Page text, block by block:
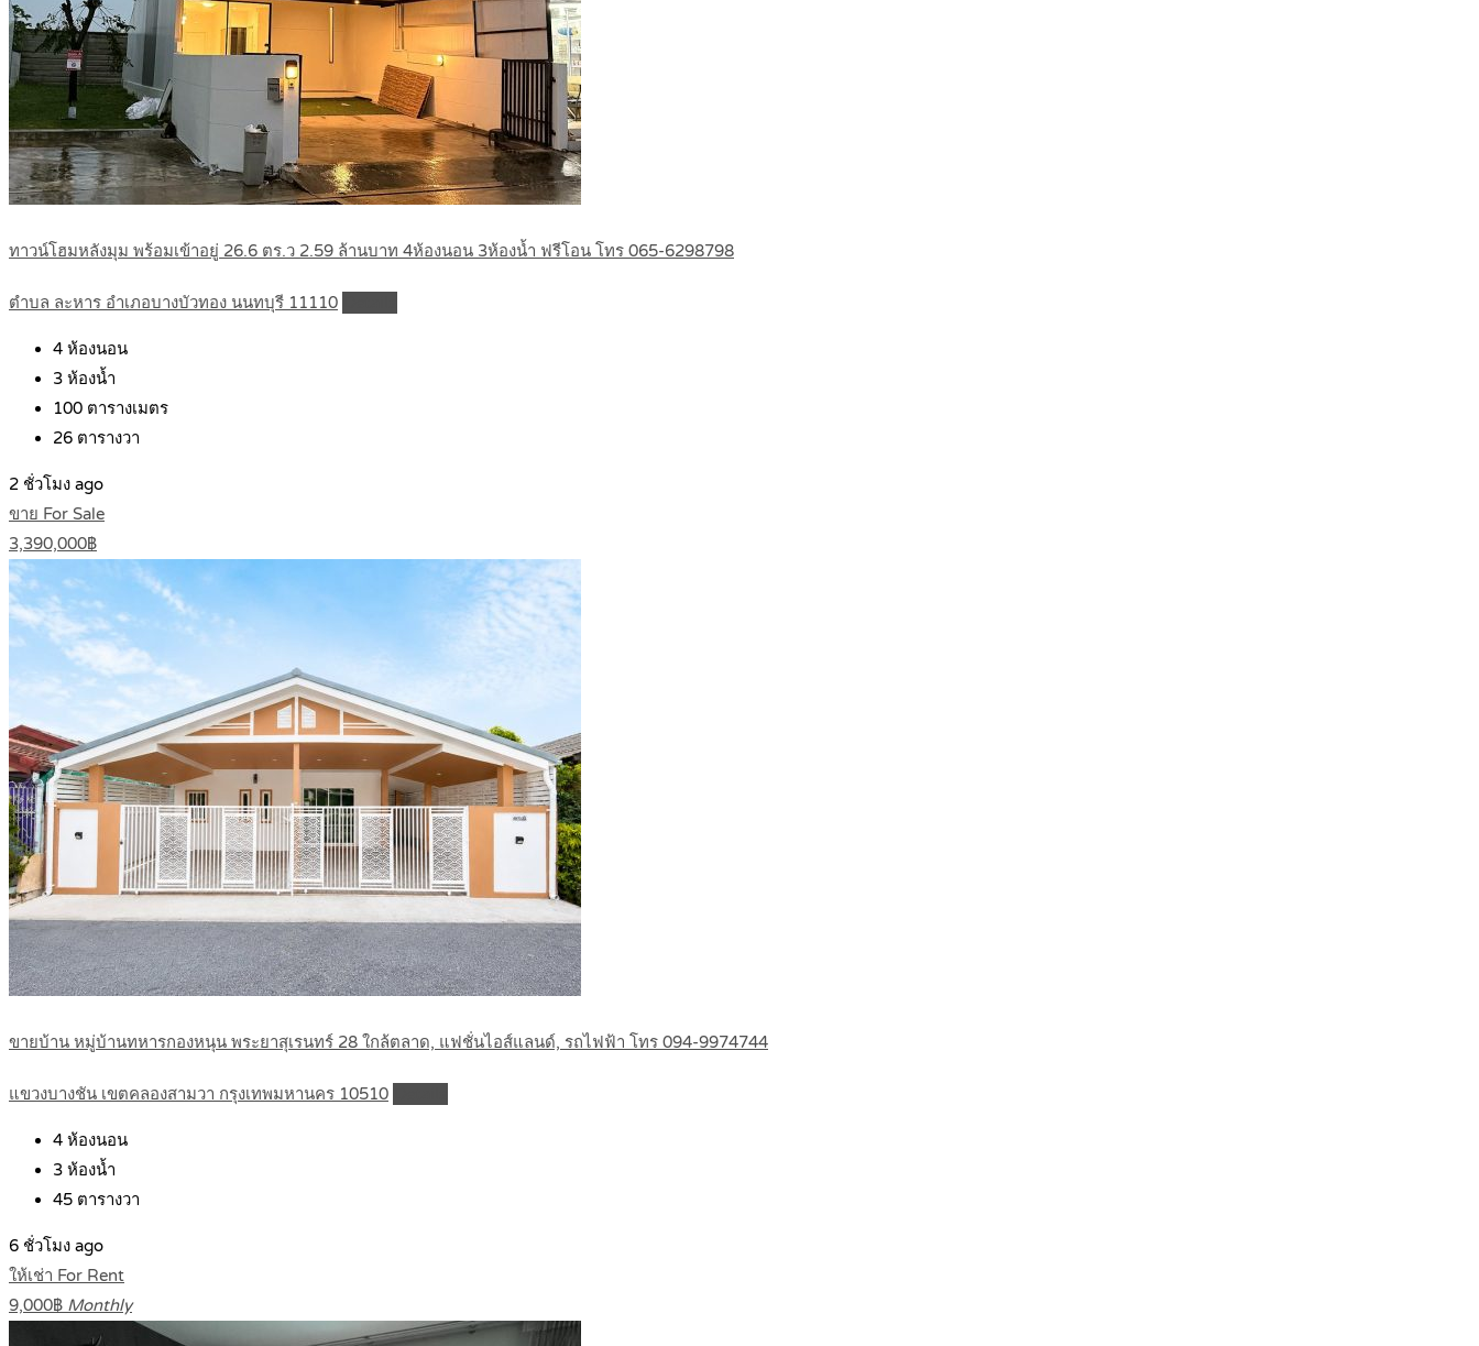
ทาวน์โฮมหลังมุม พร้อมเข้าอยู่ 26.6 ตร.ว 2.59 ล้านบาท 4ห้องนอน 3ห้องน้ำ ฟรีโอน โทร 065-6298798
ตำบล ละหาร อำเภอบางบัวทอง นนทบุรี 11110
4 ห้องนอน
3 ห้องน้ำ
100 ตารางเมตร
26 ตารางวา
2 ชั่วโมง ago
ขาย For Sale
3,390,000฿
ขายบ้าน หมู่บ้านทหารกองหนุน พระยาสุเรนทร์ 28 ใกล้ตลาด, แฟชั่นไอส์แลนด์, รถไฟฟ้า โทร 094-9974744
แขวงบางชัน เขตคลองสามวา กรุงเทพมหานคร 10510
4 ห้องนอน
3 ห้องน้ำ
45 ตารางวา
6 ชั่วโมง ago
ให้เช่า For Rent
9,000฿ Monthly